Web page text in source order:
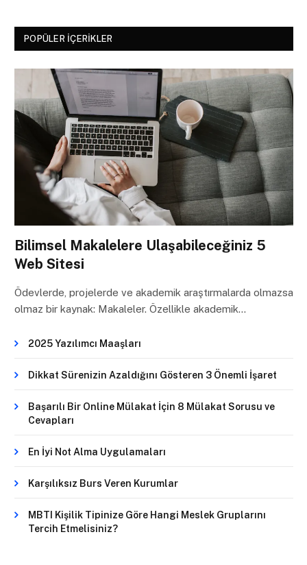
POPÜLER İÇERIKLER
Bilimsel Makalelere Ulaşabileceğiniz 5
Web Sitesi
Ödevlerde, projelerde ve akademik araştırmalarda olmazsa
olmaz bir kaynak: Makaleler. Özellikle akademik…
2025 Yazılımcı Maaşları
Dikkat Sürenizin Azaldığını Gösteren 3 Önemli İşaret
Başarılı Bir Online Mülakat İçin 8 Mülakat Sorusu ve
Cevapları
En İyi Not Alma Uygulamaları
Karşılıksız Burs Veren Kurumlar
MBTI Kişilik Tipinize Göre Hangi Meslek Gruplarını
Tercih Etmelisiniz?